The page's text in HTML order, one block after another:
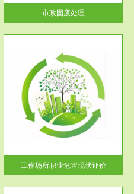
市政固废处理
工作场所职业危害现状评价